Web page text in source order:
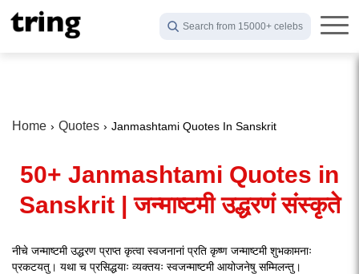
Search from 15000+ celebs
Home Quotes Janmashtami Quotes In Sanskrit
50+ Janmashtami Quotes in
Sanskrit | जन्माष्टमी उद्धरणं संस्कृते
नीचे जन्माष्टमी उद्धरण प्राप्त कृत्वा स्वजनानां प्रति कृष्ण जन्माष्टमी शुभकामनाः
प्रकटयतु। यथा च प्रसिद्धयाः व्यक्तयः स्वजन्माष्टमी आयोजनेषु सम्मिलन्तु।